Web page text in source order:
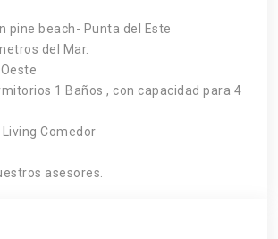
pine beach- Punta del Este
del Mar.
1 Baños , con capacidad para 4
Comedor
asesores.